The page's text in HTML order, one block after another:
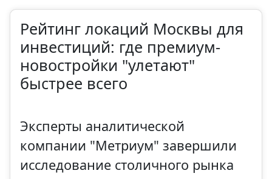
Рейтинг локаций Москвы для
инвестиций: где премиум-
новостройки "улетают"
быстрее всего
Эксперты аналитической
компании "Метриум" завершили
исследование столичного рынка